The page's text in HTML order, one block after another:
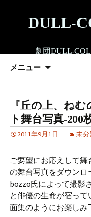
ツ
ス
DULL-
劇団DULL-
メニュー
『丘の上、ね
ト舞台写真-200
2011年9月1日 未分
ご要望にお応えして舞
の舞台写真をダウンロ
bozzo氏によって撮影
と俳優の生命が宿っ
面集のようにお楽しみ